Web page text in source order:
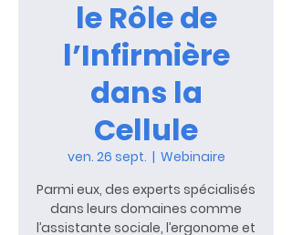
le Rôle de
l’Infirmière
dans la
Cellule
ven. 26 sept.
  |
Webinaire
Parmi eux, des experts spécialisés
dans leurs domaines comme
l’assistante sociale, l’ergonome et